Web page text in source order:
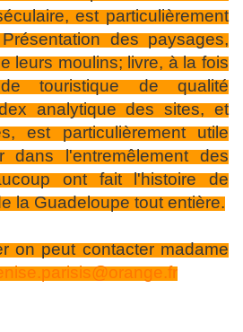
est particulièrement
des paysages,
leurs moulins; livre, à la fois
touristique de qualité
analytique des sites, et
est particulièrement utile
dans l'entremêlement des
ont fait l'histoire de
la Guadeloupe tout entière.
on peut contacter madame